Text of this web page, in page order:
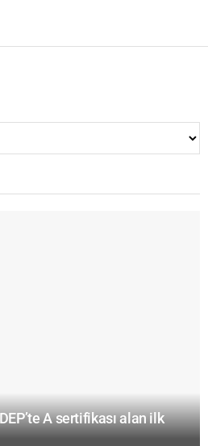
A sertifikası alan ilk